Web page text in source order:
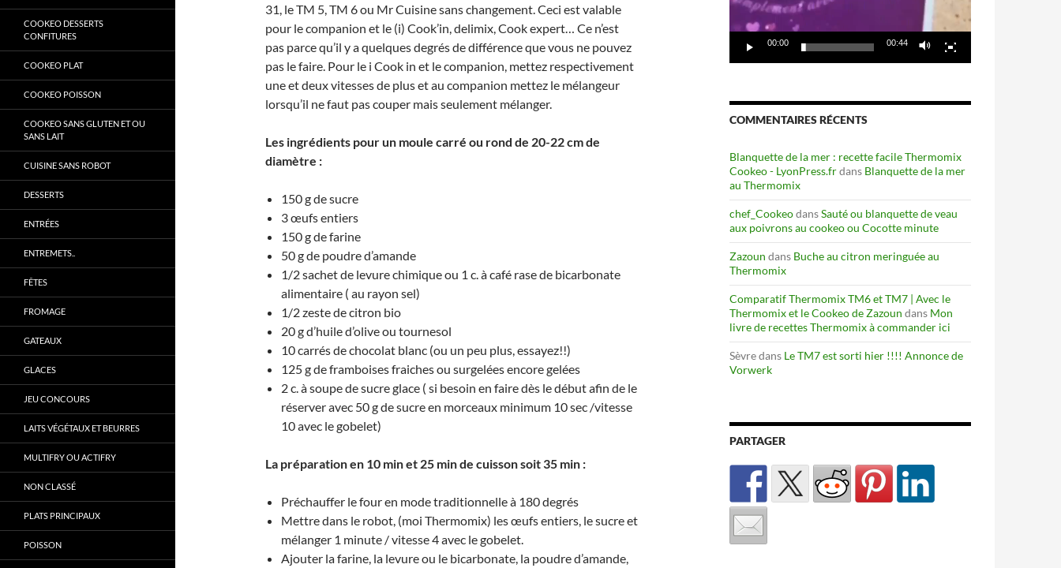
31, le TM 5, TM 6 ou Mr Cuisine sans changement. Ceci est valable
pour le companion et le (i) Cook’in, delimix, Cook expert… Ce n’est
pas parce qu’il y a quelques degrés de différence que vous ne pouvez
pas le faire. Pour le i Cook in et le companion, mettez respectivement
une et deux vitesses de plus et au companion mettez le mélangeur
lorsqu’il ne faut pas couper mais seulement mélanger.
Les ingrédients pour un moule carré ou rond de 20-22 cm de
diamètre :
150 g de sucre
3 œufs entiers
150 g de farine
50 g de poudre d’amande
1/2 sachet de levure chimique ou 1 c. à café rase de bicarbonate
alimentaire ( au rayon sel)
1/2 zeste de citron bio
20 g d’huile d’olive ou tournesol
10 carrés de chocolat blanc (ou un peu plus, essayez!!)
125 g de framboises fraiches ou surgelées encore gelées
2 c. à soupe de sucre glace ( si besoin en faire dès le début afin de le
réserver avec 50 g de sucre en morceaux minimum 10 sec /vitesse
10 avec le gobelet)
La préparation en 10 min et 25 min de cuisson soit 35 min :
Préchauffer le four en mode traditionnelle à 180 degrés
Mettre dans le robot, (moi Thermomix) les œufs entiers, le sucre et
mélanger 1 minute / vitesse 4 avec le gobelet.
Ajouter la farine, la levure ou le bicarbonate, la poudre d’amande,
00:00 00:44
COMMENTAIRES RÉCENTS
Blanquette de la mer : recette facile Thermomix
Cookeo - LyonPress.frdans Blanquette de la mer
au Thermomix
chef_CookeodansSauté ou blanquette de veau
aux poivrons au cookeo ou Cocotte minute
Zazoun dans Buche au citron meringuée au
Thermomix
Comparatif Thermomix TM6 et TM7 | Avec le
Thermomix et le Cookeo de Zazoun dans Mon
livre de recettes Thermomix à commander ici
Sèvredans Le TM7 est sorti hier !!!! Annonce de
Vorwerk
PARTAGER
COOKEO DESSERTS
CONFITURES
COOKEO PLAT
COOKEO POISSON
COOKEO SANS GLUTEN ET OU
SANS LAIT
CUISINE SANS ROBOT
DESSERTS
ENTRÉES
ENTREMETS..
FÊTES
FROMAGE
GATEAUX
GLACES
JEU CONCOURS
LAITS VÉGÉTAUX ET BEURRES
MULTIFRY OU ACTIFRY
NON CLASSÉ
PLATS PRINCIPAUX
POISSON